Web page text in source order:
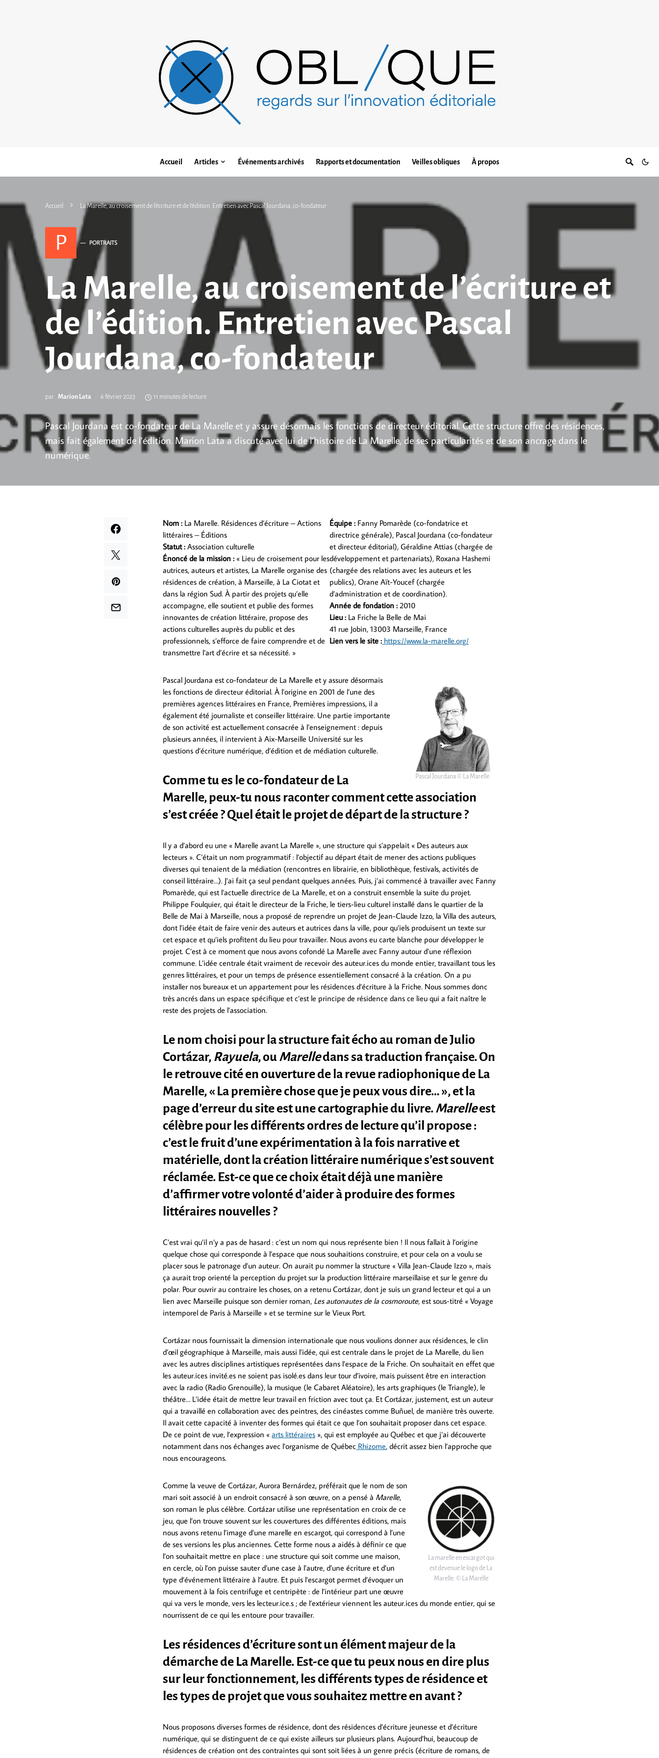
Accueil Articles Événements archivés Rapports et documentation Veilles obliques À propos
Accueil La Marelle, au croisement de l’écriture et de l’édition. Entretien avec Pascal Jourdana, co-fondateur
P PORTRAITS
La Marelle, au croisement de l’écriture et
de l’édition. Entretien avec Pascal
Jourdana, co-fondateur
par Marion Lata 6 février 2023 11 minutes de lecture
Pascal Jourdana est co-fondateur de La Marelle et y assure désormais les fonctions de directeur éditorial. Cette structure offre des résidences,
mais fait également de l’édition. Marion Lata a discuté avec lui de l’histoire de La Marelle, de ses particularités et de son ancrage dans le
numérique.
Nom : La Marelle. Résidences d’écriture – Actions
littéraires – Éditions
Statut : Association culturelle
Énoncé de la mission : « Lieu de croisement pour les
autrices, auteurs et artistes, La Marelle organise des
résidences de création, à Marseille, à La Ciotat et
dans la région Sud. À partir des projets qu’elle
accompagne, elle soutient et publie des formes
innovantes de création littéraire, propose des
actions culturelles auprès du public et des
professionnels, s’efforce de faire comprendre et de
transmettre l’art d’écrire et sa nécessité. »
Équipe : Fanny Pomarède (co-fondatrice et
directrice générale), Pascal Jourdana (co-fondateur
et directeur éditorial), Géraldine Attias (chargée de
développement et partenariats), Roxana Hashemi
(chargée des relations avec les auteurs et les
publics), Orane Aït-Youcef (chargée
d’administration et de coordination).
Année de fondation : 2010
Lieu : La Friche la Belle de Mai
41 rue Jobin, 13003 Marseille, France
Lien vers le site : https://www.la-marelle.org/
Pascal Jourdana © La Marelle
Pascal Jourdana est co-fondateur de La Marelle et y assure désormais
les fonctions de directeur éditorial. À l’origine en 2001 de l’une des
premières agences littéraires en France, Premières impressions, il a
également été journaliste et conseiller littéraire. Une partie importante
de son activité est actuellement consacrée à l’enseignement : depuis
plusieurs années, il intervient à Aix-Marseille Université sur les
questions d’écriture numérique, d’édition et de médiation culturelle.
Comme tu es le co-fondateur de La
Marelle, peux-tu nous raconter comment cette association
s’est créée ? Quel était le projet de départ de la structure ?
Il y a d’abord eu une « Marelle avant La Marelle », une structure qui s’appelait « Des auteurs aux
lecteurs ». C’était un nom programmatif : l’objectif au départ était de mener des actions publiques
diverses qui tenaient de la médiation (rencontres en librairie, en bibliothèque, festivals, activités de
conseil littéraire…). J’ai fait ça seul pendant quelques années. Puis, j’ai commencé à travailler avec Fanny
Pomarède, qui est l’actuelle directrice de La Marelle, et on a construit ensemble la suite du projet.
Philippe Foulquier, qui était le directeur de la Friche, le tiers-lieu culturel installé dans le quartier de la
Belle de Mai à Marseille, nous a proposé de reprendre un projet de Jean-Claude Izzo, la Villa des auteurs,
dont l’idée était de faire venir des auteurs et autrices dans la ville, pour qu’iels produisent un texte sur
cet espace et qu’iels profitent du lieu pour travailler. Nous avons eu carte blanche pour développer le
projet. C’est à ce moment que nous avons cofondé La Marelle avec Fanny autour d’une réflexion
commune. L’idée centrale était vraiment de recevoir des auteur.ices du monde entier, travaillant tous les
genres littéraires, et pour un temps de présence essentiellement consacré à la création. On a pu
installer nos bureaux et un appartement pour les résidences d’écriture à la Friche. Nous sommes donc
très ancrés dans un espace spécifique et c’est le principe de résidence dans ce lieu qui a fait naître le
reste des projets de l’association.
Le nom choisi pour la structure fait écho au roman de Julio
Cortázar, Rayuela, ou Marelledans sa traduction française. On
le retrouve cité en ouverture de la revue radiophonique de La
Marelle, « La première chose que je peux vous dire… », et la
page d’erreur du site est une cartographie du livre. Marelleest
célèbre pour les différents ordres de lecture qu’il propose :
c’est le fruit d’une expérimentation à la fois narrative et
matérielle, dont la création littéraire numérique s’est souvent
réclamée. Est-ce que ce choix était déjà une manière
d’affirmer votre volonté d’aider à produire des formes
littéraires nouvelles ?
C’est vrai qu’il n’y a pas de hasard : c’est un nom qui nous représente bien ! Il nous fallait à l’origine
quelque chose qui corresponde à l’espace que nous souhaitions construire, et pour cela on a voulu se
placer sous le patronage d’un auteur. On aurait pu nommer la structure « Villa Jean-Claude Izzo », mais
ça aurait trop orienté la perception du projet sur la production littéraire marseillaise et sur le genre du
polar. Pour ouvrir au contraire les choses, on a retenu Cortázar, dont je suis un grand lecteur et qui a un
lien avec Marseille puisque son dernier roman, Les autonautes de la cosmoroute, est sous-titré « Voyage
intemporel de Paris à Marseille » et se termine sur le Vieux Port.
Cortázar nous fournissait la dimension internationale que nous voulions donner aux résidences, le clin
d’œil géographique à Marseille, mais aussi l’idée, qui est centrale dans le projet de La Marelle, du lien
avec les autres disciplines artistiques représentées dans l’espace de la Friche. On souhaitait en effet que
les auteur.ices invité.es ne soient pas isolé.es dans leur tour d’ivoire, mais puissent être en interaction
avec la radio (Radio Grenouille), la musique (le Cabaret Aléatoire), les arts graphiques (le Triangle), le
théâtre… L’idée était de mettre leur travail en friction avec tout ça. Et Cortázar, justement, est un auteur
qui a travaillé en collaboration avec des peintres, des cinéastes comme Buñuel, de manière très ouverte.
Il avait cette capacité à inventer des formes qui était ce que l’on souhaitait proposer dans cet espace.
De ce point de vue, l’expression « arts littéraires », qui est employée au Québec et que j’ai découverte
notamment dans nos échanges avec l’organisme de Québec Rhizome, décrit assez bien l’approche que
nous encourageons.
La marelle en escargot qui
est devenue le logo de La
Marelle. © La Marelle
Comme la veuve de Cortázar, Aurora Bernárdez, préférait que le nom de son
mari soit associé à un endroit consacré à son œuvre, on a pensé à Marelle,
son roman le plus célèbre. Cortázar utilise une représentation en croix de ce
jeu, que l’on trouve souvent sur les couvertures des différentes éditions, mais
nous avons retenu l’image d’une marelle en escargot, qui correspond à l’une
de ses versions les plus anciennes. Cette forme nous a aidés à définir ce que
l’on souhaitait mettre en place : une structure qui soit comme une maison,
en cercle, où l’on puisse sauter d’une case à l’autre, d’une écriture et d’un
type d’événement littéraire à l’autre. Et puis l’escargot permet d’évoquer un
mouvement à la fois centrifuge et centripète : de l’intérieur part une œuvre
qui va vers le monde, vers les lecteur.ice.s ; de l’extérieur viennent les auteur.ices du monde entier, qui se
nourrissent de ce qui les entoure pour travailler.
Les résidences d’écriture sont un élément majeur de la
démarche de La Marelle. Est-ce que tu peux nous en dire plus
sur leur fonctionnement, les différents types de résidence et
les types de projet que vous souhaitez mettre en avant ?
Nous proposons diverses formes de résidence, dont des résidences d’écriture jeunesse et d’écriture
numérique, qui se distinguent de ce qui existe ailleurs sur plusieurs plans. Aujourd’hui, beaucoup de
résidences de création ont des contraintes qui sont soit liées à un genre précis (écriture de romans, de